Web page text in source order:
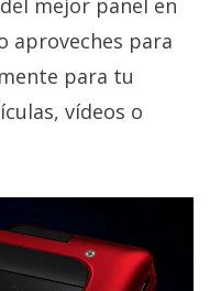
mejor panel en
aproveches para
para tu
vídeos o